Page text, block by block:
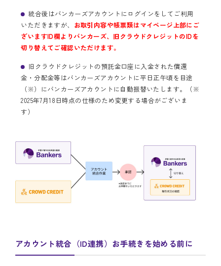
統合後はバンカーズアカウントにログインをしてご利用
いただきますが、 お取引内容や帳票類はマイページ上部にご
ざいますID欄よりバンカーズ、旧クラウドクレジットのIDを
切り替えてご確認いただけます。
旧クラウドクレジットの預託金口座に入金された償還
金・分配金等はバンカーズアカウントに平日正午頃を目途
（※）にバンカーズアカウントに自動振替いたします。
（※
2025年7月18日時点の仕様のため変更する場合がございま
す）
アカウント統合（ID連携）お手続きを始める前に